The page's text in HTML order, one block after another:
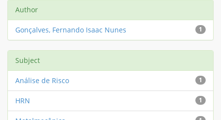
Author
1
Gonçalves, Fernando Isaac Nunes
Subject
1
Análise de Risco
1
HRN